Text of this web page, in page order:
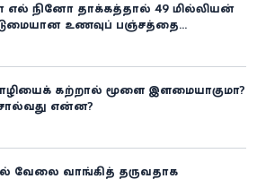
எல் நினோ தாக்கத்தால் 49 மில்லியன்
உணவுப் பஞ்சத்தை
கற்றால் மூளை இளமையாகுமா?
என்ன?
வேலை வாங்கித் தருவதாக